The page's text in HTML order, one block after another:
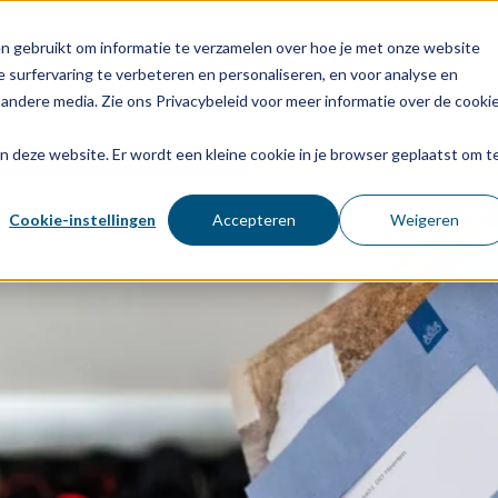
gebruikt om informatie te verzamelen over hoe je met onze website
te verbeteren en personaliseren, en voor analyse en
media. Zie ons Privacybeleid voor meer informatie over de
deze website. Er wordt een kleine cookie in je browser geplaatst om
Cookie-instellingen Accepteren Weigeren
Voor wie Diensten